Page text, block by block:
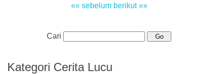
«« sebelum berikut »»
Cari
Kategori Cerita Lucu